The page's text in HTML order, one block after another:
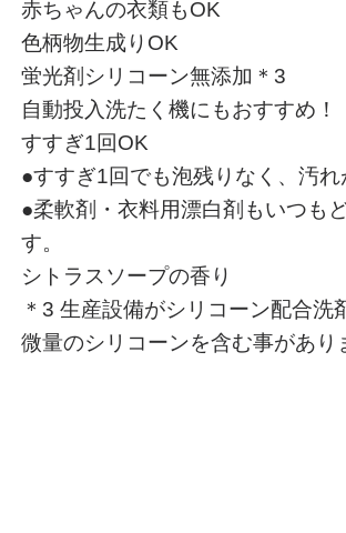
赤ちゃんの衣類もOK
色柄物生成りOK
蛍光剤シリコーン無添加＊3
自動投入洗たく機にもおすすめ！
すすぎ1回OK
●すすぎ1回でも泡残りなく、汚れ
●柔軟剤・衣料用漂白剤もいつも
す。
シトラスソープの香り
＊3 生産設備がシリコーン配合洗
微量のシリコーンを含む事があり